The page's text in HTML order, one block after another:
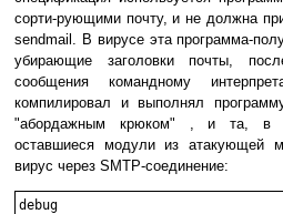
сорти-рующими почту, и не должна
sendmail. В вирусе эта программа-
убирающие заголовки почты,
сообщения командному
компилировал и выполнял
"абордажным крюком" , и та, в
оставшиеся модули из атакующей
вирус через SMTP-соединение:
debug